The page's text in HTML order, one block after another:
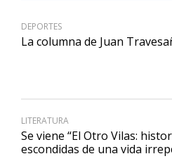
DEPORTES
La columna de Juan
LITERATURA
Se viene “El Otro Vilas:
escondidas de una vida